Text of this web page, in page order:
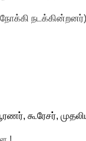
நடக்கின்றனர்)
, கூரேசர்,